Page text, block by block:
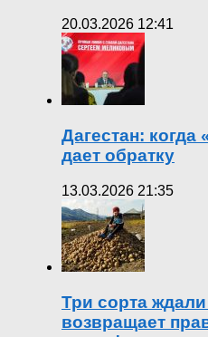
20.03.2026 12:41
Дагестан: когда
дает обратку
13.03.2026 21:35
Три сорта
возвращает